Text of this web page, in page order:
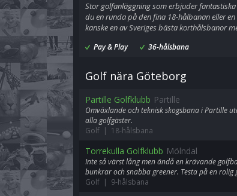
Stor golfanläggning som erbjuder
du en runda på den fina 18-hålbanan eller
kanske en av Sveriges bästa korthålsbanor
Pay & Play 36-hålsbana
Golf nära Göteborg
Partille Golfklubb Partille
Omväxlande och teknisk skogsbana i Partille
alla golfgäster.
Golf | 18-hålsbana
Torrekulla Golfklubb Mölndal
Inte så värst lång men ändå en krävande
bunkrar och snabba greener. Testa på en rolig
Golf | 9-hålsbana